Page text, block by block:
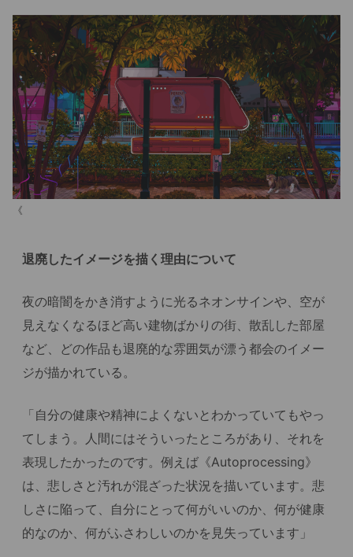
《
退廃したイメージを描く理由について
夜の暗闇をかき消すように光るネオンサインや、空が
見えなくなるほど高い建物ばかりの街、散乱した部屋
など、どの作品も退廃的な雰囲気が漂う都会のイメー
ジが描かれている。
「自分の健康や精神によくないとわかっていてもやっ
てしまう。人間にはそういったところがあり、それを
表現したかったのです。例えば《Autoprocessing》
は、悲しさと汚れが混ざった状況を描いています。悲
しさに陥って、自分にとって何がいいのか、何が健康
的なのか、何がふさわしいのかを見失っています」